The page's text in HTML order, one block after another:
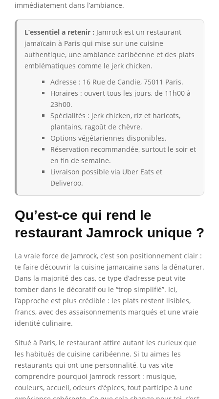
immédiatement dans l’ambiance.
L’essentiel a retenir : Jamrock est un restaurant
jamaïcain à Paris qui mise sur une cuisine
authentique, une ambiance caribéenne et des plats
emblématiques comme le jerk chicken.
Adresse : 16 Rue de Candie, 75011 Paris.
Horaires : ouvert tous les jours, de 11h00 à
23h00.
Spécialités : jerk chicken, riz et haricots,
plantains, ragoût de chèvre.
Options végétariennes disponibles.
Réservation recommandée, surtout le soir et
en fin de semaine.
Livraison possible via Uber Eats et
Deliveroo.
Qu’est-ce qui rend le
restaurant Jamrock unique ?
La vraie force de Jamrock, c’est son positionnement clair :
te faire découvrir la cuisine jamaïcaine sans la dénaturer.
Dans la majorité des cas, ce type d’adresse peut vite
tomber dans le décoratif ou le “trop simplifié”. Ici,
l’approche est plus crédible : les plats restent lisibles,
francs, avec des assaisonnements marqués et une vraie
identité culinaire.
Situé à Paris, le restaurant attire autant les curieux que
les habitués de cuisine caribéenne. Si tu aimes les
restaurants qui ont une personnalité, tu vas vite
comprendre pourquoi Jamrock ressort : musique,
couleurs, accueil, odeurs d’épices, tout participe à une